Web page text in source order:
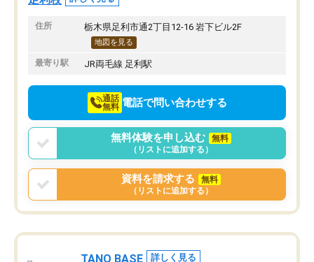
住所 栃木県足利市通2丁目12-16 岩下ビル2F
地図を見る
最寄り駅 JR両毛線 足利駅
通話
無料 電話で問い合わせする
無料体験を申し込む
無料
（リストに追加する）
資料を請求する
無料
（リストに追加する）
TANQ BASE 詳しく見る